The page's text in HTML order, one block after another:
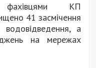
КП
41 засмічення
водовідведення, а
на мережах